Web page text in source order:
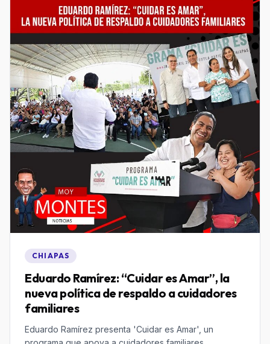
CHIAPAS
Eduardo Ramírez: “Cuidar es Amar”, la
nueva política de respaldo a cuidadores
Eduardo Ramírez presenta 'Cuidar es Amar', un